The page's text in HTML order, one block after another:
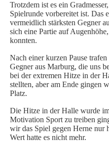
SPIELBETRIEB
SPIELPLÄNE UND
BGDR-INSIDE
WER WIR SIND…
TRAINER*INNEN
ORTHOPÄDISCHES
FÖRDERUNG
Trotzdem ist es ein
Spielrunde vorbereitet ist. Das
vermeidlich stärksten Gegner
sich eine Partie auf
konnten.
Nach einer kurzen Pause
Gegner aus Marburg, die uns
bei der extremen Hitze in der
stellten, aber am Ende gingen
Platz.
Die Hitze in der Halle wurde
Motivation Sport zu treiben
wir das Spiel gegen Herne nur
Wert hatte es nicht mehr.